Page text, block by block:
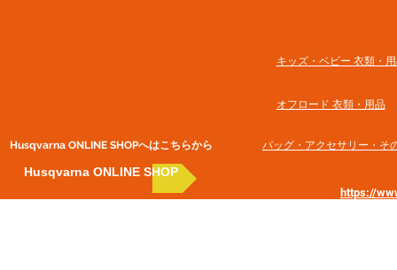
Husqvarna ONLINE SHOP​へはこちらから
Husqvarna ONLINE SHOP
キッズ・ベビー 衣類・
オフロード 衣類・用品
バッグ・アクセサリー・そ
https://